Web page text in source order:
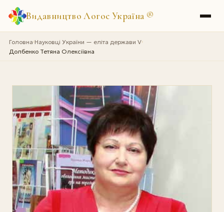
Видавництво Логос Україна ®
Головна›Науковці України — еліта держави V›
Долбенко Тетяна Олексіївна